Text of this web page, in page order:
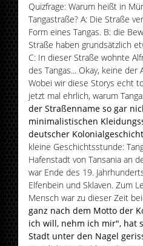
Quizfrage: Warum heißt in
Tangastraße? A: Die Straße
Form eines Tangas. B: die
Straße haben grundsätzlich
C: In dieser Straße wohnte
des Tangas... Okay, keine
Wobei wir diese Storys echt
jetzt mal ehrlich, warum
der Straßenname so gar
minimalistischen
deutscher
kleine Geschichtsstunde:
Hafenstadt von Tansania an
war Ende des 19.
Elfenbein und Sklaven. Zum
Mensch war zu dieser Zeit
ganz nach dem Motto der
ich will, nehm ich mir", hat
Stadt unter den Nagel